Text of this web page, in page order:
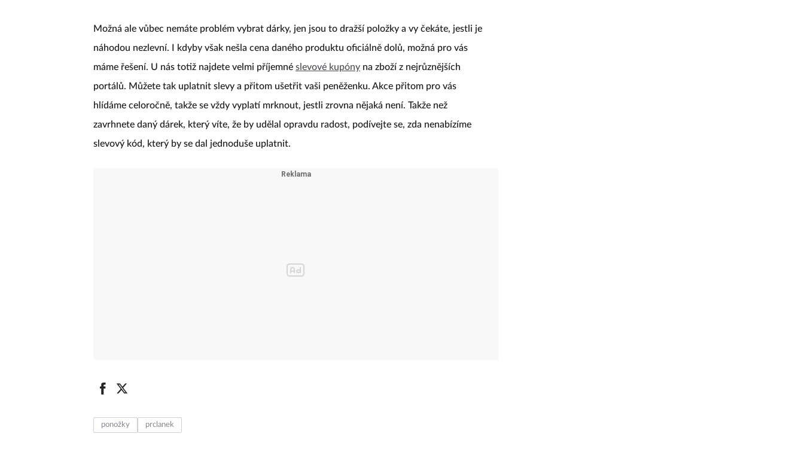
Možná ale vůbec nemáte problém vybrat dárky, jen jsou to dražší položky a vy čekáte, jestli je
náhodou nezlevní. I kdyby však nešla cena daného produktu oficiálně dolů, možná pro vás
máme řešení. U nás totiž najdete velmi příjemné slevové kupóny na zboží z nejrůznějších
portálů. Můžete tak uplatnit slevy a přitom ušetřit vaši peněženku. Akce přitom pro vás
hlídáme celoročně, takže se vždy vyplatí mrknout, jestli zrovna nějaká není. Takže než
zavrhnete daný dárek, který víte, že by udělal opravdu radost, podívejte se, zda nenabízíme
slevový kód, který by se dal jednoduše uplatnit.
ponožky prclanek